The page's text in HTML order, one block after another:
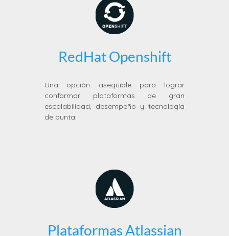
RedHat Openshift
Una opción asequible para lograr
conformar plataformas de gran
escalabilidad, desempeño y tecnología
de punta.
Plataformas Atlassian